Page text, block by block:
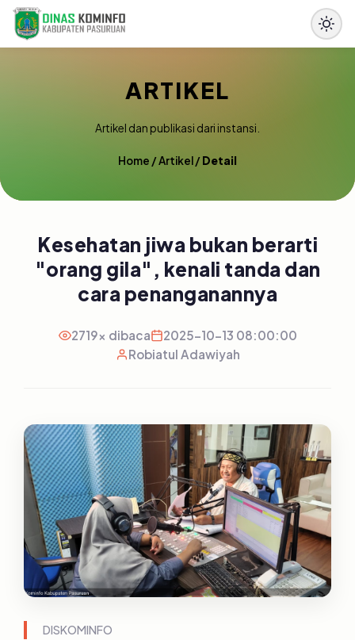
ARTIKEL
Artikel dan publikasi dari instansi.
Home /Artikel/Detail
Kesehatan jiwa bukan berarti
"orang gila", kenali tanda dan
cara penanganannya
2719x dibaca
2025-10-13 08:00:00
Robiatul Adawiyah
DISKOMINFO